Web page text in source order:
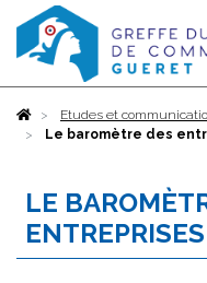
AccueilEtudes et
Le baromètre des
LE